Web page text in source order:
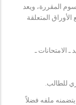
المقررة، ويعد
المتعلقة
ـ الامتحانات ـ
للطالب.
ملفه فضلاً